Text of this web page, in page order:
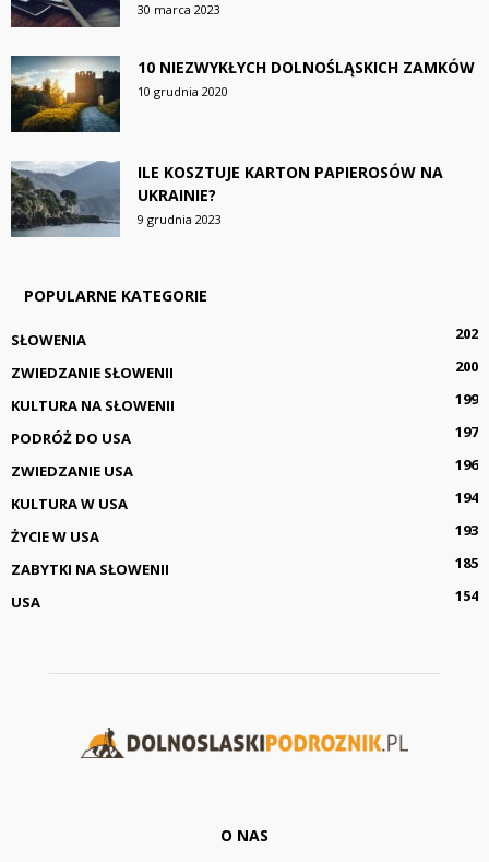
30 marca 2023
10 NIEZWYKŁYCH DOLNOŚLĄSKICH ZAMKÓW
10 grudnia 2020
ILE KOSZTUJE KARTON PAPIEROSÓW NA
UKRAINIE?
9 grudnia 2023
POPULARNE KATEGORIE
SŁOWENIA
202
ZWIEDZANIE SŁOWENII
200
KULTURA NA SŁOWENII
199
PODRÓŻ DO USA
197
ZWIEDZANIE USA
196
KULTURA W USA
194
ŻYCIE W USA
193
ZABYTKI NA SŁOWENII
185
USA
154
O NAS